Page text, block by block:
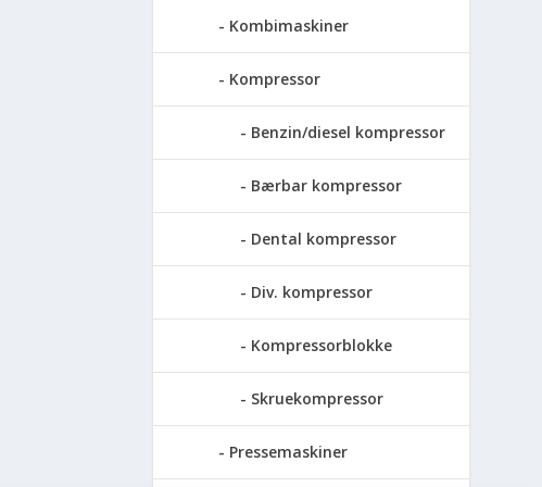
Kombimaskiner
Kompressor
Benzin/diesel kompressor
Bærbar kompressor
Dental kompressor
Div. kompressor
Kompressorblokke
Skruekompressor
Pressemaskiner